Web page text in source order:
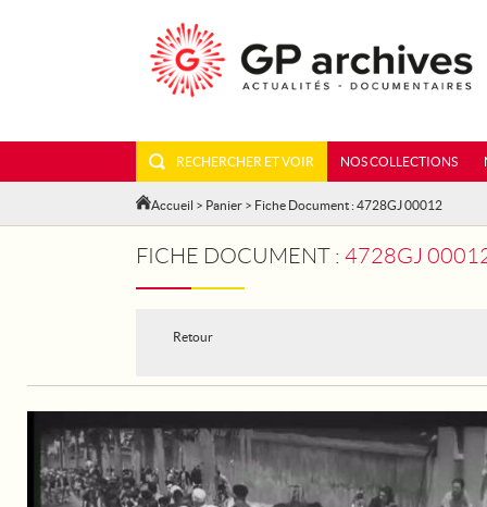
RECHERCHER ET VOIR NOS COLLECTIONS
Accueil > Panier > Fiche Document : 4728GJ 00012
FICHE DOCUMENT : 4728GJ 00012 -
Retour